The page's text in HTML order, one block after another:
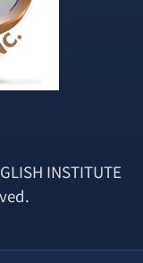
INSTITUTE